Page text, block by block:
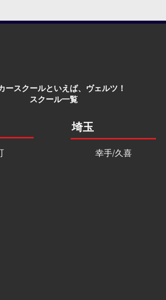
ースクールといえば、ヴェルツ！
スクール一覧
埼玉
幸手/久喜